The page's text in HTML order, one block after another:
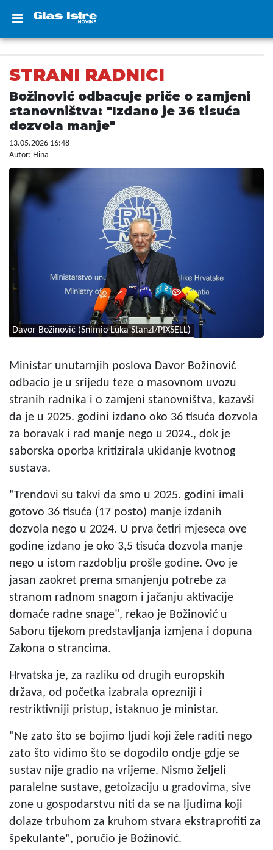
STRANI RADNICI
Božinović odbacuje priče o zamjeni
stanovništva: "Izdano je 36 tisuća
dozvola manje"
13.05.2026 16:48
Autor: Hina
Davor Božinović (Snimio Luka Stanzl/PIXSELL)
Ministar unutarnjih poslova Davor Božinović
odbacio je u srijedu teze o masovnom uvozu
stranih radnika i o zamjeni stanovništva, kazavši
da je u 2025. godini izdano oko 36 tisuća dozvola
za boravak i rad manje nego u 2024., dok je
saborska oporba kritizirala ukidanje kvotnog
sustava.
"Trendovi su takvi da smo u 2025. godini imali
gotovo 36 tisuća (17 posto) manje izdanih
dozvola nego u 2024. U prva četiri mjeseca ove
godine izdano je oko 3,5 tisuća dozvola manje
nego u istom razdoblju prošle godine. Ovo je
jasan zaokret prema smanjenju potrebe za
stranom radnom snagom i jačanju aktivacije
domaće radne snage", rekao je Božinović u
Saboru tijekom predstavljanja izmjena i dopuna
Zakona o strancima.
Hrvatska je, za razliku od drugih europskih
država, od početka izabrala oprezniji i
restriktivniji pristup, istaknuo je ministar.
"Ne zato što se bojimo ljudi koji žele raditi nego
zato što vidimo što se dogodilo ondje gdje se
sustav nije gradio na vrijeme. Nismo željeli
paralelne sustave, getoizaciju u gradovima, sive
zone u gospodarstvu niti da se na ljudima koji
dolaze trbuhom za kruhom stvara ekstraprofiti za
špekulante", poručio je Božinović.